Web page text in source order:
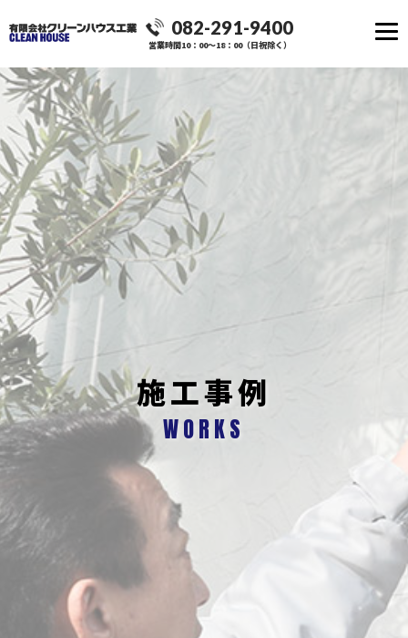
082-291-9400
営業時間10：00～18：00（日祝除く）
施工事例
WORKS